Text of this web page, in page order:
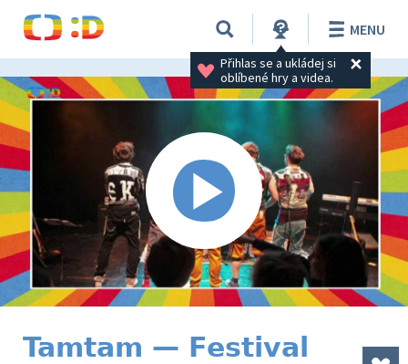
Přihlas se a ukládej si
oblíbené hry a videa.
MENU
Tamtam — Festival